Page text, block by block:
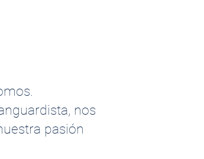
nos
pasión